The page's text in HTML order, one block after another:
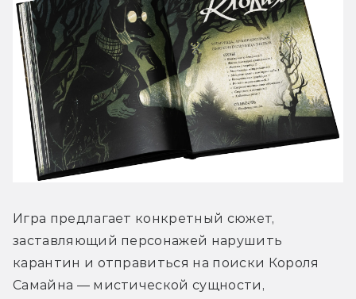
Игра предлагает конкретный сюжет,
заставляющий персонажей нарушить
карантин и отправиться на поиски Короля
Самайна — мистической сущности,